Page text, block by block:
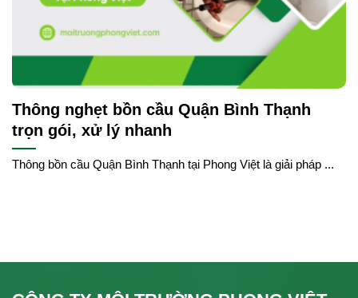
Thông nghẹt bồn cầu Quận Bình Thạnh
trọn gói, xử lý nhanh
Thông bồn cầu Quận Bình Thạnh tại Phong Việt là giải pháp ...